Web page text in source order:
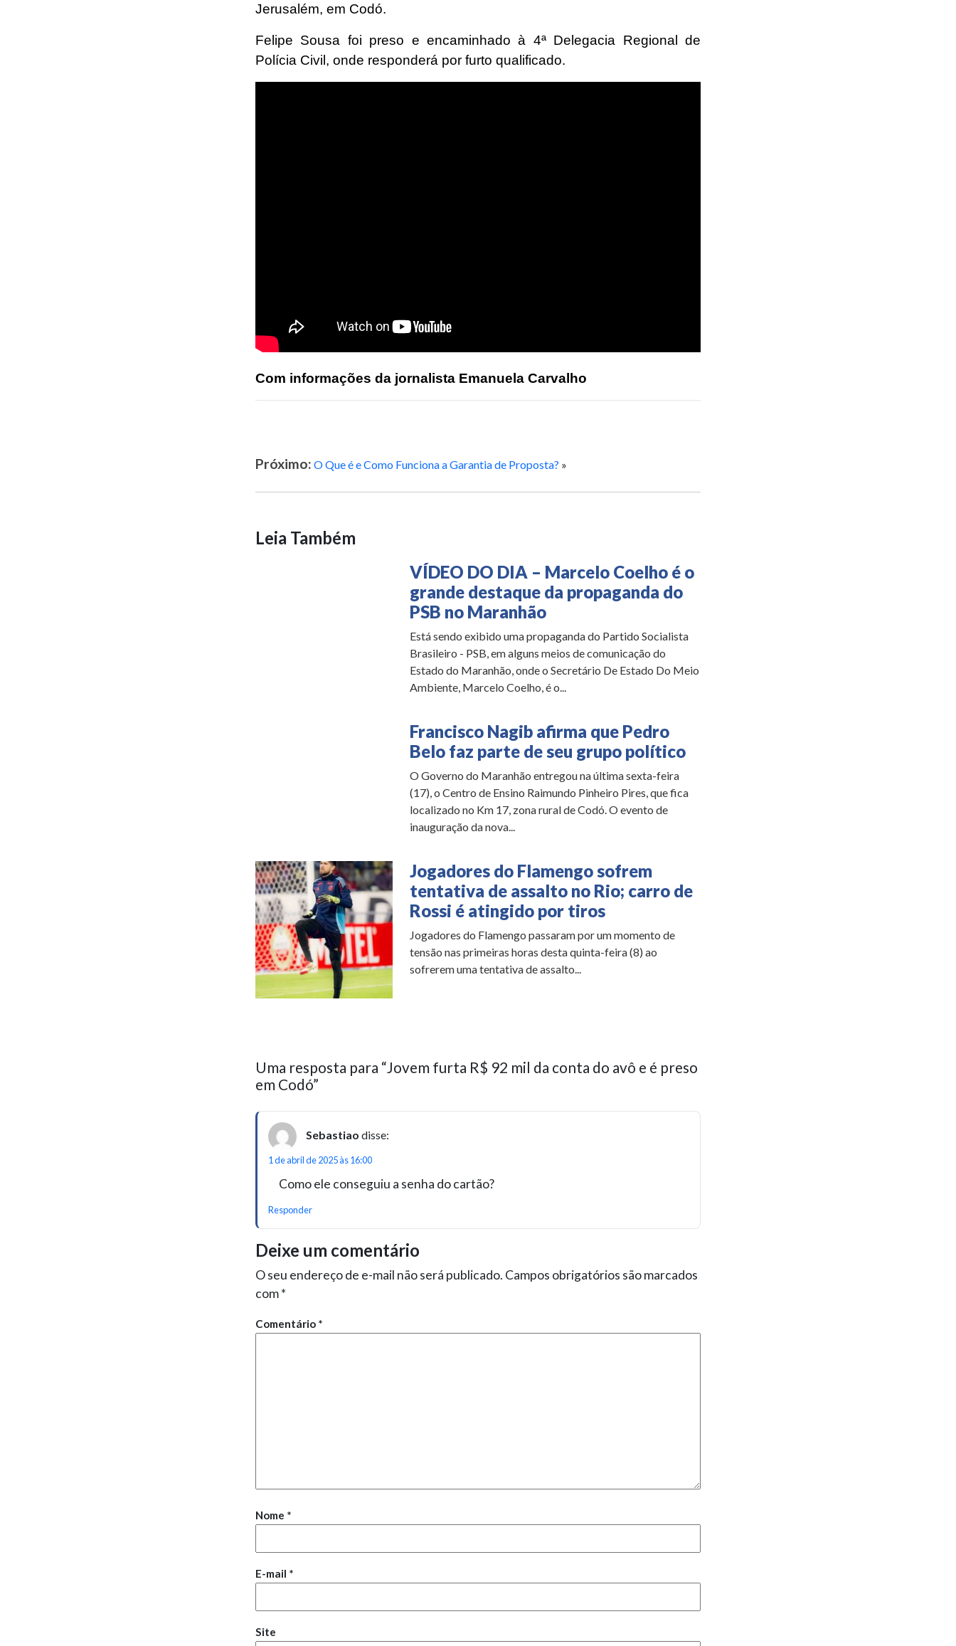
Jerusalém, em Codó.
Felipe Sousa foi preso e encaminhado à 4ª Delegacia Regional de
Polícia Civil, onde responderá por furto qualificado.
Com informações da jornalista Emanuela Carvalho
Próximo: O Que é e Como Funciona a Garantia de Proposta? »
Leia Também
VÍDEO DO DIA – Marcelo Coelho é o
grande destaque da propaganda do
PSB no Maranhão
Está sendo exibido uma propaganda do Partido Socialista
Brasileiro - PSB, em alguns meios de comunicação do
Estado do Maranhão, onde o Secretário De Estado Do Meio
Ambiente, Marcelo Coelho, é o...
Francisco Nagib afirma que Pedro
Belo faz parte de seu grupo político
O Governo do Maranhão entregou na última sexta-feira
(17), o Centro de Ensino Raimundo Pinheiro Pires, que fica
localizado no Km 17, zona rural de Codó. O evento de
inauguração da nova...
Jogadores do Flamengo sofrem
tentativa de assalto no Rio; carro de
Rossi é atingido por tiros
Jogadores do Flamengo passaram por um momento de
tensão nas primeiras horas desta quinta-feira (8) ao
sofrerem uma tentativa de assalto...
Uma resposta para “Jovem furta R$ 92 mil da conta do avô e é preso
em Codó”
Sebastiao disse:
1 de abril de 2025 às 16:00
Como ele conseguiu a senha do cartão?
Responder
Deixe um comentário
O seu endereço de e-mail não será publicado. Campos obrigatórios são marcados
com*
Comentário *
Nome *
E-mail *
Site